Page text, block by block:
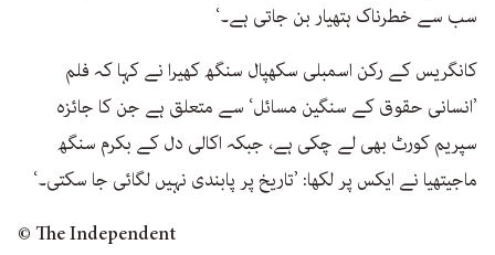
سب سے خطرناک ہتھیار بن جاتی ہے۔‘
کانگریس کے رکن اسمبلی سکھپال سنگھ کھیرا نے کہا کہ فلم
’انسانی حقوق کے سنگین مسائل‘ سے متعلق ہے جن کا جائزہ
سپریم کورٹ بھی لے چکی ہے، جبکہ اکالی دل کے بکرم سنگھ
ماجیتھیا نے ایکس پر لکھا: ’تاریخ پر پابندی نہیں لگائی جا سکتی۔‘
© The Independent